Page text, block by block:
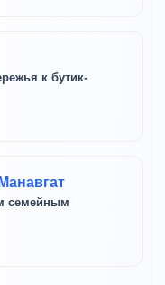
к бутик-
семейным